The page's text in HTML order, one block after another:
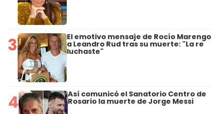
3 El emotivo mensaje de Rocío Marengo
a Leandro Rud tras su muerte: "La re
luchaste"
4 Así comunicó el Sanatorio Centro de
Rosario la muerte de Jorge Messi